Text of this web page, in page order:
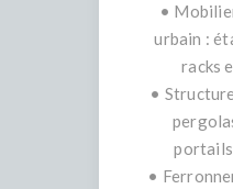
•
urbain :
racks
•
•